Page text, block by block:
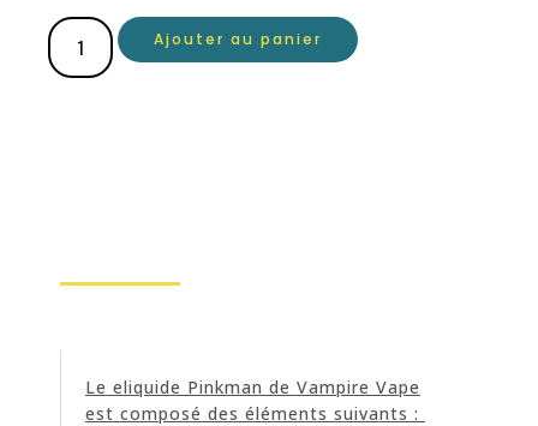
Ajouter au panier
Le eliquide Pinkman de Vampire Vape
est composé des éléments suivants :